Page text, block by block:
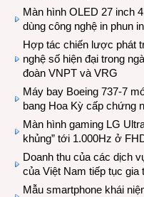
Màn hình OLED 27 inch
dùng công nghệ in phun
Hợp tác chiến lược phát
nghệ số hiện đại trong
đoàn VNPT và VRG
Máy bay Boeing 737-7
bang Hoa Kỳ cấp chứng
Màn hình gaming LG
khủng” tới 1.000Hz ở
Doanh thu của các dịch
của Việt Nam tiếp tục gia
Mẫu smartphone khái